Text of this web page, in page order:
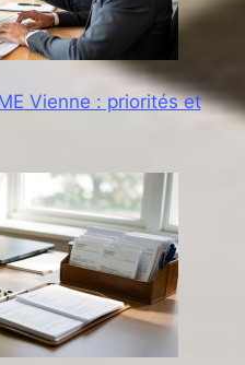
Vienne : priorités et